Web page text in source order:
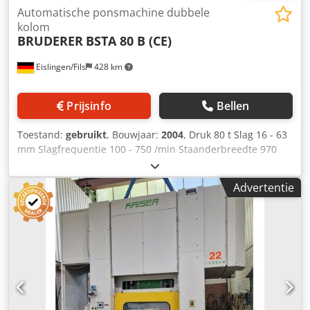
Eislingen/Fils 428 km
Automatische ponsmachine dubbele
kolom
BRUDERER BSTA 80 B (CE)
Prijsinfo Bellen
Toestand: gebruikt, Bouwjaar: 2004, Druk 80 t Slag 16 - 63
mm Slagfrequentie 100 - 750 /min Staanderbreedte 970
mm Inbouwhoogte (slag + stelslag boven) 380 mm
Zijdelingse doordoorstand staander 380 mm
Tafeloppervlak 940 x 910 mm Doorvalopening in tafel 770 x
190 mm Tafelhoogte boven vloer 1180 mm Slagvlak 940 x
510 mm Slagverstelling 76 mm Materiaalbreedte 203 mm
Materiaaldikte - 6,0 mm Voedingslengte 0 - 120 mm
Aandrijvingsvermogen 37,0 kW Gewicht 14,50 t
Ruimtebehoefte ca. 2,7 x 1,7 x 3,6 m Met traploos
regelbare draaistroomaandrijving, pneumatische
koppeling/remcombinatie, halfautomatische
Advertentie